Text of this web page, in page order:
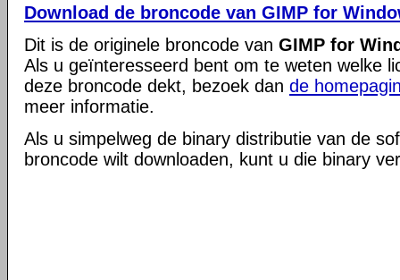
Download de broncode van GIMP for
Dit is de originele broncode van GIMP for
Als u geïnteresseerd bent om te weten welke
deze broncode dekt, bezoek dan de
meer informatie.
Als u simpelweg de binary distributie van de
broncode wilt downloaden, kunt u die binary